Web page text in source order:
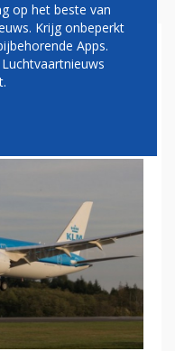
3
VERRE
op het beste van
Krijg onbeperkt
Apps.